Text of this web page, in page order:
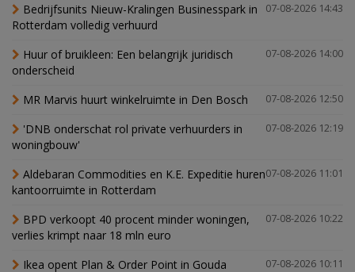
07-08-2026 14:43
Bedrijfsunits Nieuw-Kralingen Businesspark in
Rotterdam volledig verhuurd
07-08-2026 14:00
Huur of bruikleen: Een belangrijk juridisch
onderscheid
07-08-2026 12:50
MR Marvis huurt winkelruimte in Den Bosch
07-08-2026 12:19
'DNB onderschat rol private verhuurders in
woningbouw'
07-08-2026 11:01
Aldebaran Commodities en K.E. Expeditie huren
kantoorruimte in Rotterdam
07-08-2026 10:22
BPD verkoopt 40 procent minder woningen,
verlies krimpt naar 18 mln euro
07-08-2026 10:11
Ikea opent Plan & Order Point in Gouda